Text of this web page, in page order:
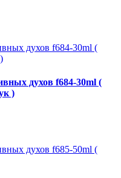
духов f684-30ml (
)